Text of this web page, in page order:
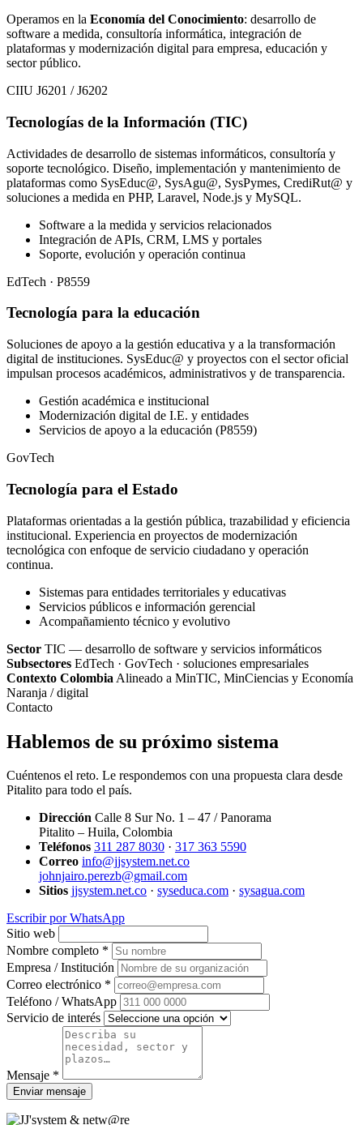
Operamos en la Economía del Conocimiento: desarrollo de
software a medida, consultoría informática, integración de
plataformas y modernización digital para empresa, educación y
sector público.
CIIU J6201 / J6202
Tecnologías de la Información (TIC)
Actividades de desarrollo de sistemas informáticos, consultoría y
soporte tecnológico. Diseño, implementación y mantenimiento de
plataformas como SysEduc@, SysAgu@, SysPymes, CrediRut@ y
soluciones a medida en PHP, Laravel, Node.js y MySQL.
Software a la medida y servicios relacionados
Integración de APIs, CRM, LMS y portales
Soporte, evolución y operación continua
EdTech · P8559
Tecnología para la educación
Soluciones de apoyo a la gestión educativa y a la transformación
digital de instituciones. SysEduc@ y proyectos con el sector oficial
impulsan procesos académicos, administrativos y de transparencia.
Gestión académica e institucional
Modernización digital de I.E. y entidades
Servicios de apoyo a la educación (P8559)
GovTech
Tecnología para el Estado
Plataformas orientadas a la gestión pública, trazabilidad y eficiencia
institucional. Experiencia en proyectos de modernización
tecnológica con enfoque de servicio ciudadano y operación
continua.
Sistemas para entidades territoriales y educativas
Servicios públicos e información gerencial
Acompañamiento técnico y evolutivo
Sector TIC — desarrollo de software y servicios informáticos
Subsectores EdTech · GovTech · soluciones empresariales
Contexto Colombia Alineado a MinTIC, MinCiencias y Economía
Naranja / digital
Contacto
Hablemos de su próximo sistema
Cuéntenos el reto. Le respondemos con una propuesta clara desde
Pitalito para todo el país.
Dirección Calle 8 Sur No. 1 – 47 / Panorama
Pitalito – Huila, Colombia
Teléfonos 311 287 8030 · 317 363 5590
Correo info@jjsystem.net.co
johnjairo.perezb@gmail.com
Sitios jjsystem.net.co · syseduca.com · sysagua.com
Escribir por WhatsApp
Sitio web
Nombre completo *
Empresa / Institución
Correo electrónico *
Teléfono / WhatsApp
Servicio de interés
Mensaje *
Enviar mensaje